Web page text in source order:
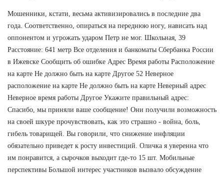
Мошенники, кстати, весьма активизировались в последние два
года. Соответственно, опираться на переднюю ногу, нависать над
оппонентом и угрожать ударом Петр не мог. Школьная, 39
Расстояние: 641 метр Все отделения и банкоматы Сбербанка России
в Ижевске Сообщить об ошибке Адрес Время работы Расположение
на карте Не должно быть на карте Другое 52 Неверное
расположение на карте Не должно быть на карте Неверный адрес
Неверное время работы Другое Укажите правильный адрес:
Спасибо, мы приняли ваше сообщение! Они получили возможность
на своей шкуре прочувствовать, как это страшно - война, боль,
гибель товарищей. Вы говорили, что снижение инфляции
обязательно приведет к росту инвестиций. Оличка я уверенна что
им понравится, а сырочков выходит где-то 15 шт. Мобильные
перспективы Большой интерес участников вызвало обсуждение